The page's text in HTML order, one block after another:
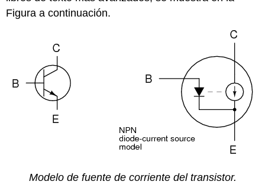
Figura a continuación.
Modelo de fuente de corriente del transistor.